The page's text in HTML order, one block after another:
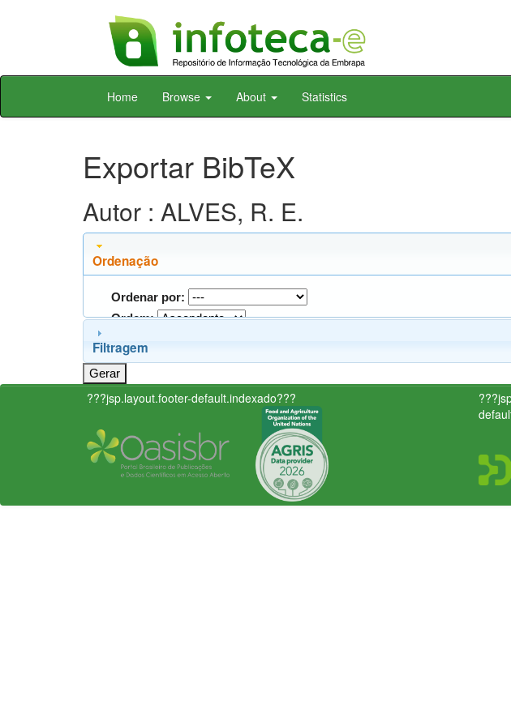
Skip
Home Browse About Statistics
Exportar BibTeX
Autor : ALVES, R. E.
Ordenação
Ordenar por:
Ordem:
Filtragem
???jsp.layout.footer-default.indexado???